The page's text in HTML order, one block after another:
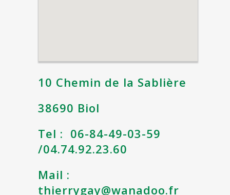
10 Chemin de la Sablière
38690 Biol
Tel : 06-84-49-03-59
/04.74.92.23.60
Mail :
thierrygay@wanadoo.fr